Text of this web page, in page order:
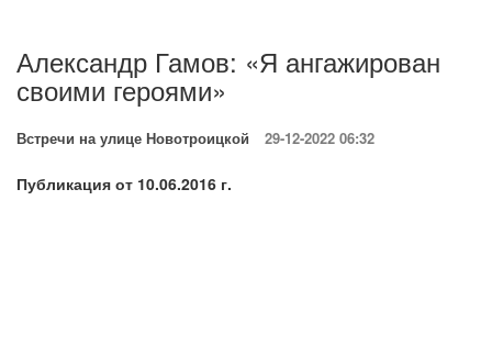
Александр Гамов: «Я ангажирован
своими героями»
Встречи на улице Новотроицкой 29-12-2022 06:32
Публикация от 10.06.2016 г.